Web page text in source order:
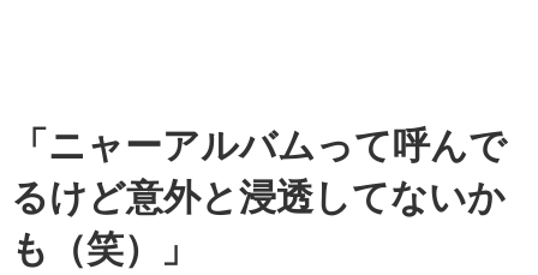
「ニャーアルバムって呼んで
るけど意外と浸透してないか
も（笑）」